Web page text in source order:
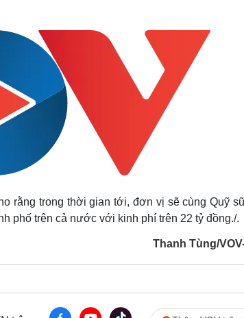
rằng trong thời gian tới, đơn vị sẽ cùng Quỹ
phố trên cả nước với kinh phí trên 22 tỷ đồng./.
Thanh Tùng/